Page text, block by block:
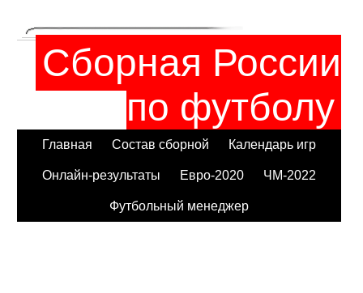
Сборная России
по футболу
Главная Состав сборной Календарь игр
Онлайн-результаты Евро-2020 ЧМ-2022
Футбольный менеджер